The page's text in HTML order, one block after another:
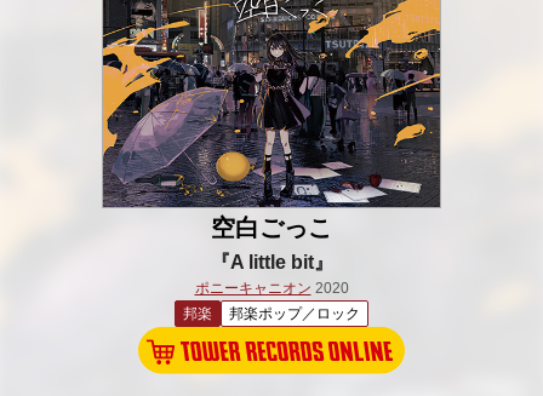
空白ごっこ
『A little bit』
ポニーキャニオン 2020
邦楽
邦楽ポップ／ロック